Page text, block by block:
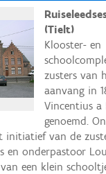
(Tielt)
Klooster- en
zusters van
aanvang in
Vincentius a
genoemd.
initiatief van de
en onderpastoor
een klein